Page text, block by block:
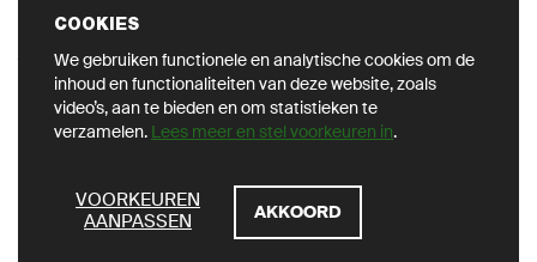
COOKIES
We gebruiken functionele en analytische cookies om de
inhoud en functionaliteiten van deze website, zoals
video’s, aan te bieden en om statistieken te
verzamelen. Lees meer en stel voorkeuren in.
VOORKEUREN
AANPASSEN
AKKOORD
VOLG ONS OP SOCIAL
ZOEKEN